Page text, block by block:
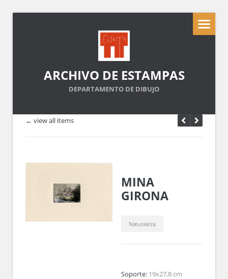
ARCHIVO DE ESTAMPAS
DEPARTAMENTO DE DIBUJO
← view all items
MINA
GIRONA
Naturaleza
Soporte: 19x27,8 cm